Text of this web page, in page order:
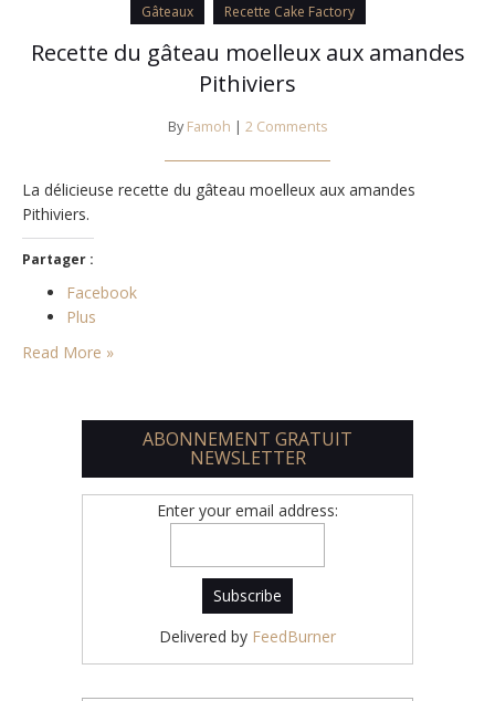
Gâteaux Recette Cake Factory
Recette du gâteau moelleux aux amandes
Pithiviers
By Famoh | 2 Comments
La délicieuse recette du gâteau moelleux aux amandes
Pithiviers.
Partager :
Facebook
Plus
Read More »
ABONNEMENT GRATUIT
NEWSLETTER
Enter your email address:
Delivered by FeedBurner